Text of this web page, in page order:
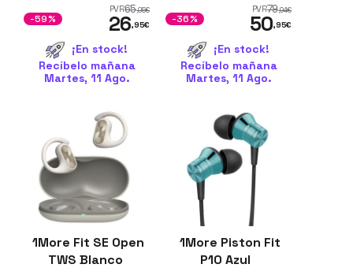
PVR65,05€
26,95€
-59%
¡En stock!
Recíbelo mañana
Martes, 11 Ago.
PVR79,94€
50,95€
-36%
¡En stock!
Recíbelo mañana
Martes, 11 Ago.
1More Fit SE Open
TWS Blanco
1More Piston Fit
P10 Azul